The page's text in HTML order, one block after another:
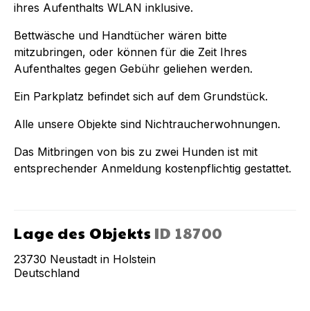
ihres Aufenthalts WLAN inklusive.
Bettwäsche und Handtücher wären bitte
mitzubringen, oder können für die Zeit Ihres
Aufenthaltes gegen Gebühr geliehen werden.
Ein Parkplatz befindet sich auf dem Grundstück.
Alle unsere Objekte sind Nichtraucherwohnungen.
Das Mitbringen von bis zu zwei Hunden ist mit
entsprechender Anmeldung kostenpflichtig gestattet.
Lage des Objekts ID 18700
23730 Neustadt in Holstein
Deutschland